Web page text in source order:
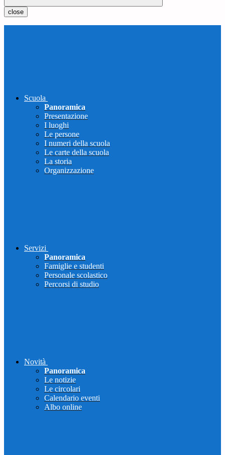
close
Scuola
Panoramica
Presentazione
I luoghi
Le persone
I numeri della scuola
Le carte della scuola
La storia
Organizzazione
Servizi
Panoramica
Famiglie e studenti
Personale scolastico
Percorsi di studio
Novità
Panoramica
Le notizie
Le circolari
Calendario eventi
Albo online